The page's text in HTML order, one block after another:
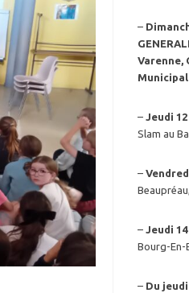
–
Varenne,
–Jeudi
Slam au
–
–Jeudi
Bourg-En-
– Du